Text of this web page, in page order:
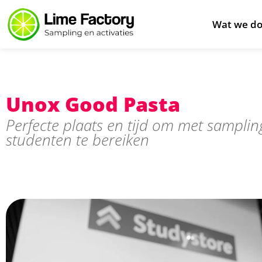
Wat we
Unox Good Pasta
Perfecte plaats en tijd om met
studenten te bereiken